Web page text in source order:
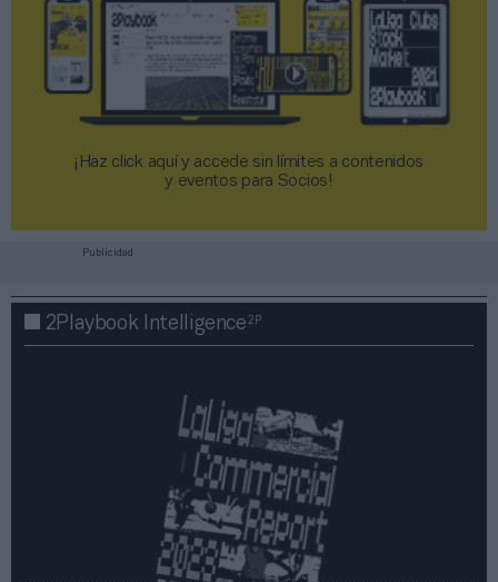
¡Haz click aquí y accede sin límites a contenidos
y eventos para Socios!​​​​​​​
Publicidad
2Playbook Intelligence2P